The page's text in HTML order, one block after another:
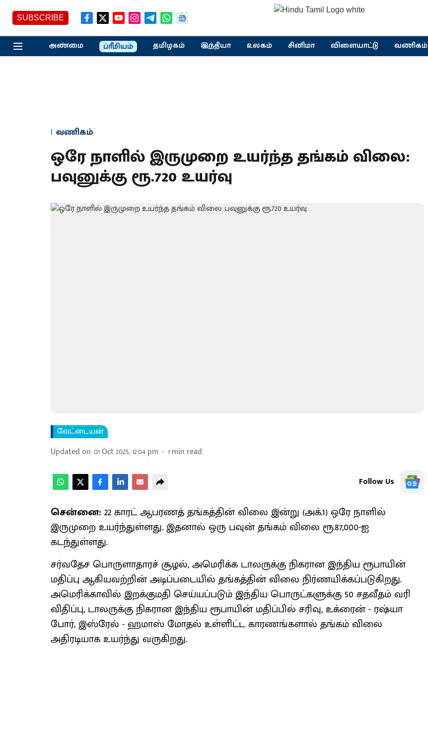
SUBSCRIBE
அண்மை ப்ரீமியம் தமிழகம் இந்தியா உலகம் சினிமா விளையாட்டு வணிகம்
வணிகம்
ஒரே நாளில் இருமுறை உயர்ந்த தங்கம் விலை:
பவுனுக்கு ரூ.720 உயர்வு
வேட்டையன்
Updated on:01 Oct 2025, 12:04 pm 1min read
Follow Us
சென்னை: 22 காரட் ஆபரணத் தங்கத்தின் விலை இன்று (அக்.1) ஒரே நாளில்
இருமுறை உயர்ந்துள்ளது. இதனால் ஒரு பவுன் தங்கம் விலை ரூ.87,000-ஐ
கடந்துள்ளது.
சர்வதேச பொருளாதாரச் சூழல், அமெரிக்க டாலருக்கு நிகரான இந்திய ரூபாயின்
மதிப்பு ஆகியவற்றின் அடிப்படையில் தங்கத்தின் விலை நிர்ணயிக்கப்படுகிறது.
அமெரிக்காவில் இறக்குமதி செய்யப்படும் இந்திய பொருட்களுக்கு 50 சதவீதம் வரி
விதிப்பு, டாலருக்கு நிகரான இந்திய ரூபாயின் மதிப்பில் சரிவு, உக்ரைன் - ரஷ்யா
போர், இஸ்ரேல் - ஹமாஸ் மோதல் உள்ளிட்ட காரணங்களால் தங்கம் விலை
அதிரடியாக உயர்ந்து வருகிறது.